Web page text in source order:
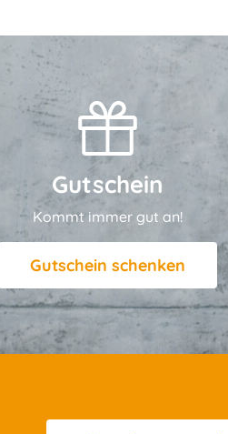
Gutschein
Kommt immer gut an!
Gutschein schenken